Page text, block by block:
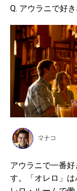
Q. アウラニで好
アウラニで一番
す。「オレロ」